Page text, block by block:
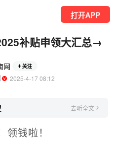
打开APP
补贴申领大汇总→
网 关注
  2025-4-17 08:12
去听全文
领钱啦！